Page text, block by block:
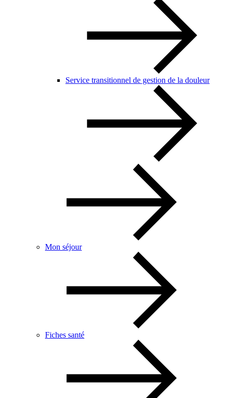
Service transitionnel de gestion de la douleur
Mon séjour
Fiches santé